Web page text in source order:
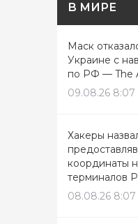
В МИРЕ
Маск
Украине с
по РФ — The
09.08.26 8:07
Хакеры
координаты
терминалов
08.08.26 8:07